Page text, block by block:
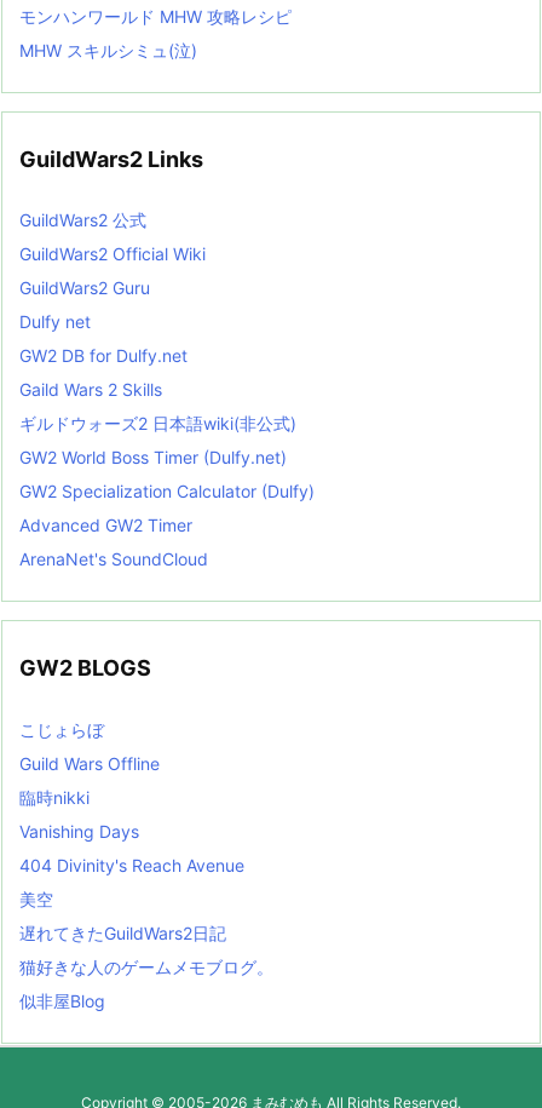
モンハンワールド MHW 攻略レシピ
MHW スキルシミュ(泣)
GuildWars2 Links
GuildWars2 公式
GuildWars2 Official Wiki
GuildWars2 Guru
Dulfy net
GW2 DB for Dulfy.net
Gaild Wars 2 Skills
ギルドウォーズ2 日本語wiki(非公式)
GW2 World Boss Timer (Dulfy.net)
GW2 Specialization Calculator (Dulfy)
Advanced GW2 Timer
ArenaNet's SoundCloud
GW2 BLOGS
こじょらぼ
Guild Wars Offline
臨時nikki
Vanishing Days
404 Divinity's Reach Avenue
美空
遅れてきたGuildWars2日記
猫好きな人のゲームメモブログ。
似非屋Blog
Copyright © 2005-2026 まみむめも All Rights Reserved.